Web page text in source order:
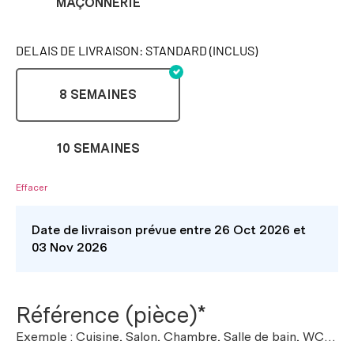
DELAIS DE LIVRAISON: STANDARD (INCLUS)
8 SEMAINES
10 SEMAINES
Effacer
Date de livraison prévue entre 26 Oct 2026 et
03 Nov 2026
Référence (pièce)*
Exemple : Cuisine, Salon, Chambre, Salle de bain, WC…